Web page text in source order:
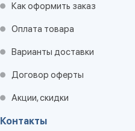
Как оформить заказ
Оплата товара
Варианты доставки
Договор оферты
Акции, скидки
Контакты